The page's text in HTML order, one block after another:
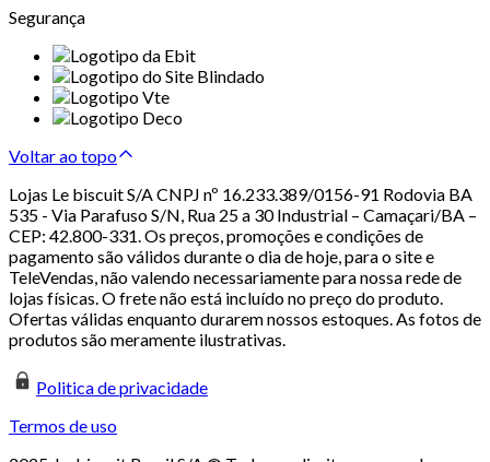
Segurança
Voltar ao topo
Lojas Le biscuit S/A CNPJ nº 16.233.389/0156-91 Rodovia BA
535 - Via Parafuso S/N, Rua 25 a 30 Industrial – Camaçari/BA –
CEP: 42.800-331. Os preços, promoções e condições de
pagamento são válidos durante o dia de hoje, para o site e
TeleVendas, não valendo necessariamente para nossa rede de
lojas físicas. O frete não está incluído no preço do produto.
Ofertas válidas enquanto durarem nossos estoques. As fotos de
produtos são meramente ilustrativas.
Politica de privacidade
Termos de uso